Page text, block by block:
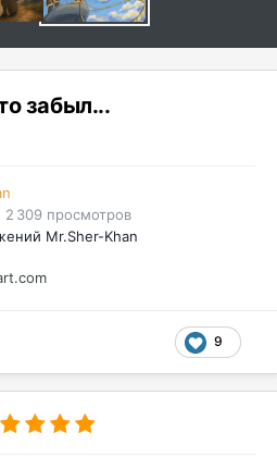
забыл...
2 309 просмотров
Mr.Sher-Khan
9